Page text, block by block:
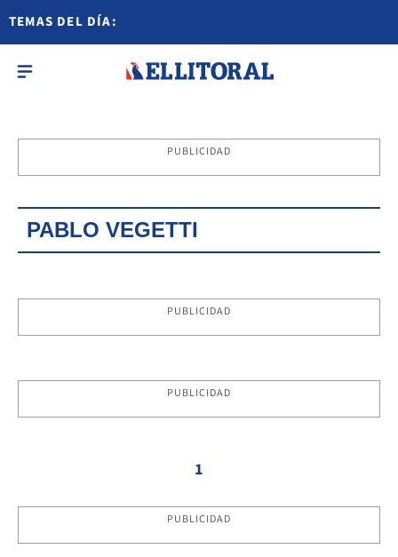
TEMAS DEL DÍA:
PUBLICIDAD
PABLO VEGETTI
PUBLICIDAD
PUBLICIDAD
1
PUBLICIDAD